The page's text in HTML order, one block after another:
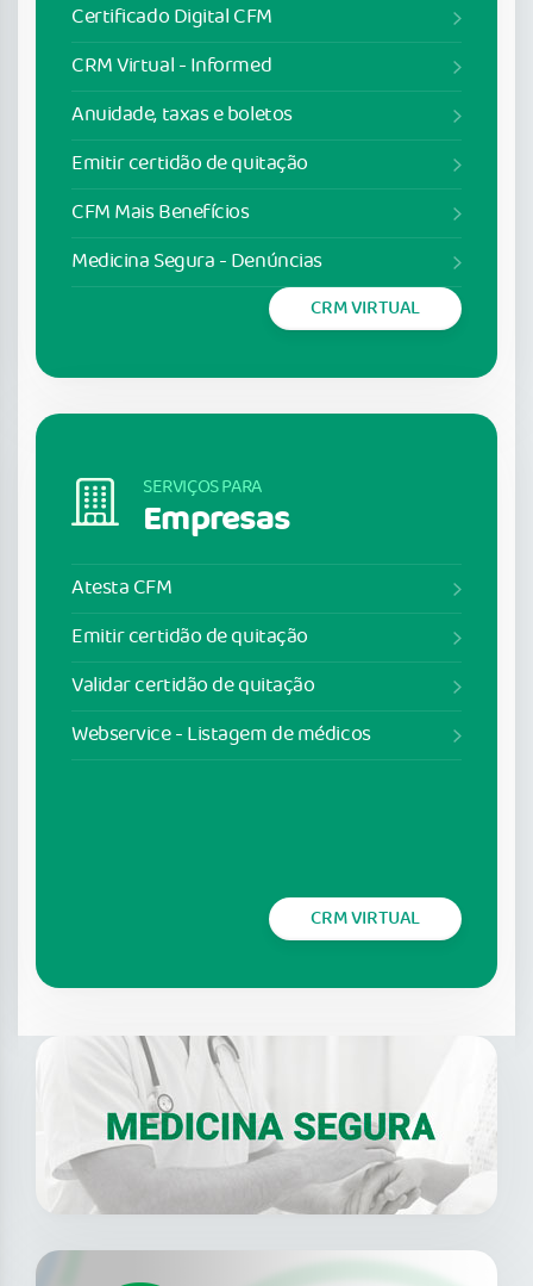
Certificado Digital CFM
CRM Virtual - Informed
Anuidade, taxas e boletos
Emitir certidão de quitação
CFM Mais Benefícios
Medicina Segura - Denúncias
CRM VIRTUAL
SERVIÇOS PARA
Empresas
Atesta CFM
Emitir certidão de quitação
Validar certidão de quitação
Webservice - Listagem de médicos
CRM VIRTUAL